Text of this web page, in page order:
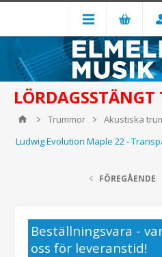
Trummor Akustiska
Ludwig Evolution Maple 22 -
FÖREGÅENDE
Beställningsvara -
oss för leveranstid!